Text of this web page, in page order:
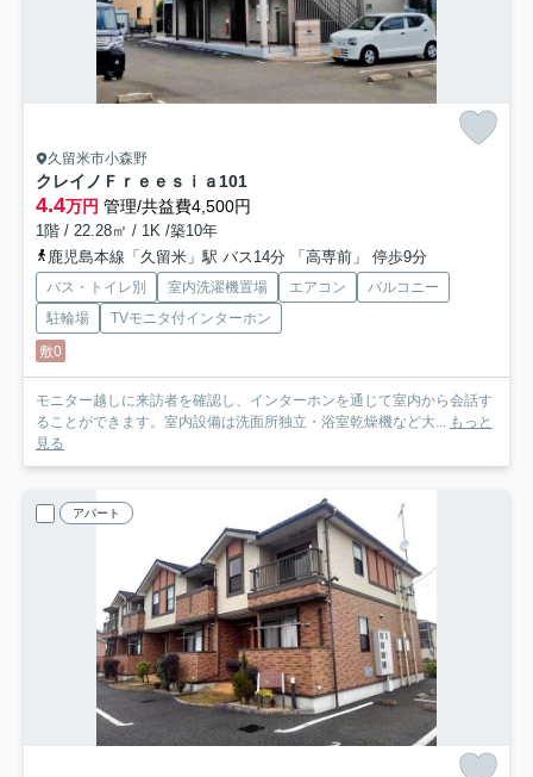
久留米市小森野
クレイノＦｒｅｅｓｉａ 101
4.4万円 管理/共益費4,500円
1階 / 22.28㎡ / 1K /築10年
鹿児島本線「久留米」駅 バス14分 「高専前」 停歩9分
バス・トイレ別 室内洗濯機置場 エアコン
バルコニー
駐輪場
TVモニタ付インターホン
敷0
モニター越しに来訪者を確認し、インターホンを通じて室内から会話す
ることができます。室内設備は洗面所独立・浴室乾燥機など大...
もっと
見る
アパート